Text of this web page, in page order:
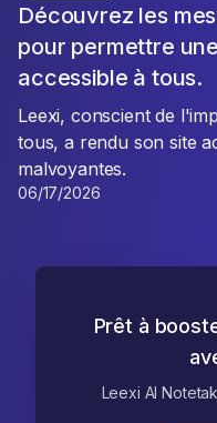
Découvrez les
pour permettre
accessible à tous.
Leexi, conscient de
tous, a rendu son site
malvoyantes.
06/17/2026
Prêt à
Leexi AI